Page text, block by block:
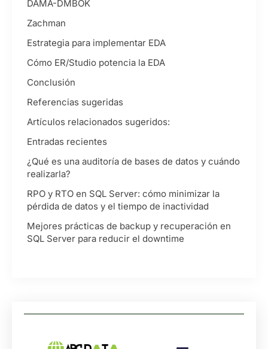
DAMA-DMBOK
Zachman
Estrategia para implementar EDA
Cómo ER/Studio potencia la EDA
Conclusión
Referencias sugeridas
Artículos relacionados sugeridos:
Entradas recientes
¿Qué es una auditoría de bases de datos y cuándo
realizarla?
RPO y RTO en SQL Server: cómo minimizar la
pérdida de datos y el tiempo de inactividad
Mejores prácticas de backup y recuperación en
SQL Server para reducir el downtime